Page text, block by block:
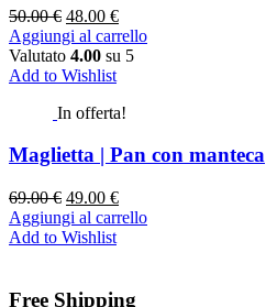
50.00€ 48.00 €
Aggiungi al carrello
Valutato 4.00 su 5
Add to Wishlist
In offerta!
Maglietta | Pan con manteca
69.00€ 49.00 €
Aggiungi al carrello
Add to Wishlist
Free Shipping